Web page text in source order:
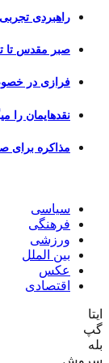
تجربی برای
مقدس تا تأمین
در خصوص پیام
را میگذاریم
برای صلح، یعنی
الملل